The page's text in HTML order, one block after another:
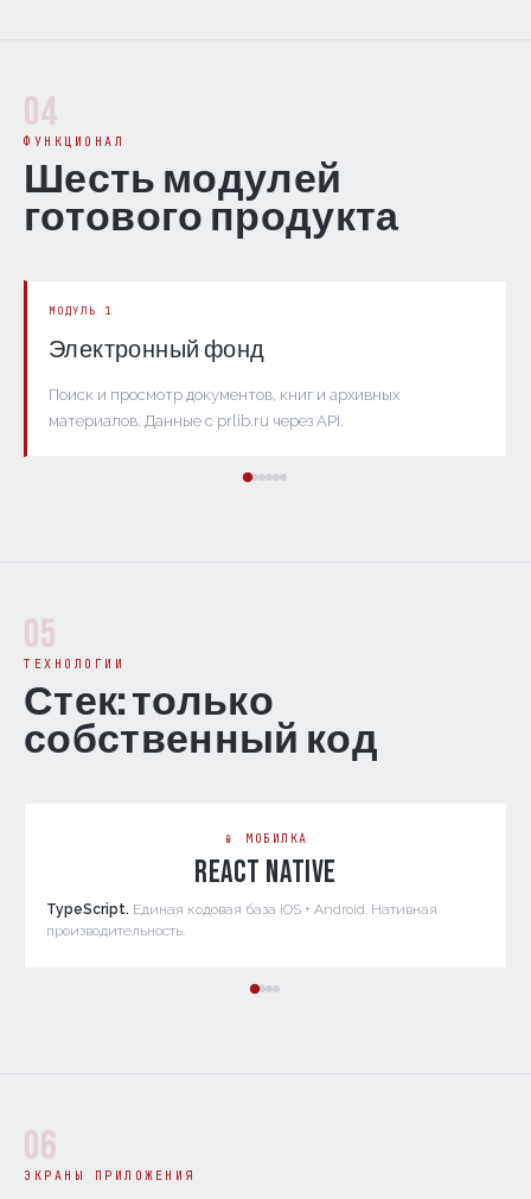
04
ФУНКЦИОНАЛ
Шесть модулей
готового продукта
МОДУЛЬ 1
Электронный фонд
Поиск и просмотр документов, книг и архивных
материалов. Данные с prlib.ru через API.
05
ТЕХНОЛОГИИ
Стек: только
собственный код
📱 МОБИЛКА
React Native
TypeScript. Единая кодовая база iOS + Android. Нативная
производительность.
06
ЭКРАНЫ ПРИЛОЖЕНИЯ